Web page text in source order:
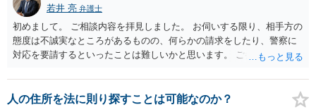
若井 亮 弁護士
初めまして。 ご相談内容を拝見しました。 お伺いする限り、相手方の
態度は不誠実なところがあるものの、何らかの請求をしたり、警察に
対応を要請するといったことは難しいかと思います。 ご参考になれば
人の住所を法に則り探すことは可能なのか？